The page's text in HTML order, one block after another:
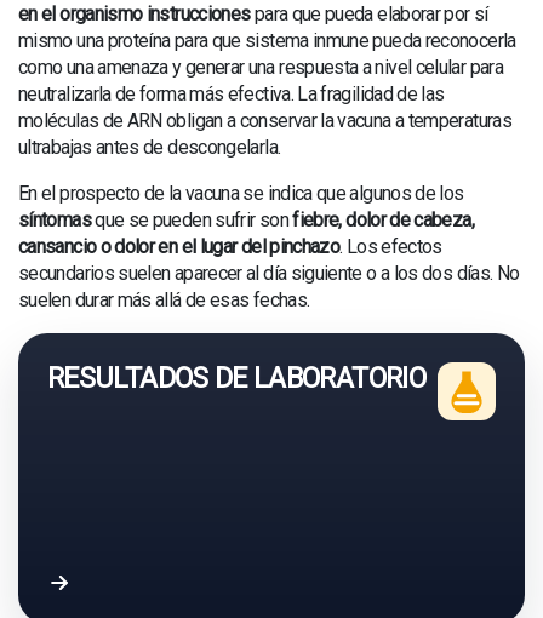
en el organismo instruccionespara que pueda elaborar por sí
mismo una proteína para que sistema inmune pueda reconocerla
como una amenaza y generar una respuesta a nivel celular para
neutralizarla de forma más efectiva. La fragilidad de las
moléculas de ARN obligan a conservar la vacuna a temperaturas
ultrabajas antes de descongelarla.
En el prospecto de la vacuna se indica que algunos de los
síntomasque se pueden sufrir sonfiebre, dolor de cabeza,
cansancio o dolor en el lugar del pinchazo. Los efectos
secundarios suelen aparecer al día siguiente o a los dos días. No
suelen durar más allá de esas fechas.
RESULTADOS DE LABORATORIO
Acceder a resultados de laboratorio